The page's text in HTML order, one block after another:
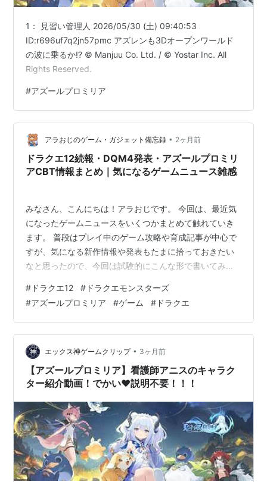
1： 見習い管理人 2026/05/30 (土) 09:40:53
ID:r696uf7q2jn57pmc アズレンも3Dオープンワールド
の波に乗るか⁉️ © Manjuu Co. Ltd. / © Yostar Inc. All
Rights Reserved.
#アズールプロミリア
アラおじのゲーム・ガジェット備忘録 • 2ヶ月前
ドラクエ12続報・DQM4発表・アズールプロミリ
アCBT情報まとめ｜気になるゲームニュース雑感
みなさん、こんにちは！アラおじです。 今回は、最近気
になったゲームニュースをいくつかまとめて触れていき
ます。 普段はプレイ中のゲーム攻略や育成記事が中心で
すが、気になる新作情報や発表もたまに拾っておきたい
なと思ったので、今回は試験的にこんな形で書いてみま
で開発リスタート。ダーク路線から真逆の明るい路線へ
ドラクエモンスターズ4 アズールプロミリアは国内CBT
開始へ。かなり気になっている作品 こういうニュース雑
感記事も今後たまにやるかも まとめ 今回気になったゲー
ムニュース 「ドラクエ12」の続報が公開。ただし発売時
期はまだ未定 「ドラクエ…
# ドラクエ12 # ドラクエモンスターズ
#アズールプロミリア #ゲーム # ドラクエ
エックス神ゲームクリップ • 3ヶ月前
【アズールプロミリア】看護師アニスのキャラク
ター紹介動画！でかい♥️説明不要！！！